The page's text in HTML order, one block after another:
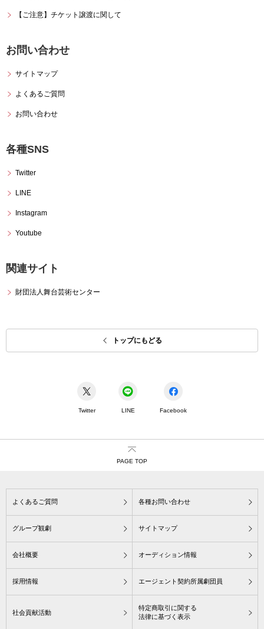
【ご注意】チケット譲渡に関して
お問い合わせ
サイトマップ
よくあるご質問
お問い合わせ
各種SNS
Twitter
LINE
Instagram
Youtube
関連サイト
財団法人舞台芸術センター
トップにもどる
Twitter LINE Facebook
PAGE TOP
よくあるご質問 各種お問い合わせ
グループ観劇 サイトマップ
会社概要 オーディション情報
採用情報 エージェント契約所属劇団員
社会貢献活動
特定商取引に関する
法律に基づく表示